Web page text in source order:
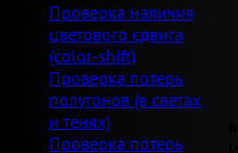
Проверка наличия
цветового сдвига
(color-shift)
Проверка потерь
полутонов (в светах
и тенях)
Проверка потерь